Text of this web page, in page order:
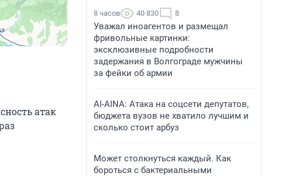
атак
8 часов 40 830 8
Уважал иноагентов и размещал
фривольные картинки:
эксклюзивные подробности
задержания в Волгограде мужчины
за фейки об армии
AI-AINA: Атака на соцсети депутатов,
бюджета вузов не хватило лучшим и
сколько стоит арбуз
Может столкнуться каждый. Как
бороться с бактериальными